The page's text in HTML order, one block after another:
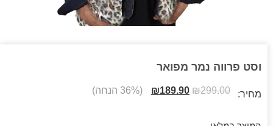
וסט פרווה נמר מפואר
מחיר: ₪299.00
₪189.90 (36% הנחה)